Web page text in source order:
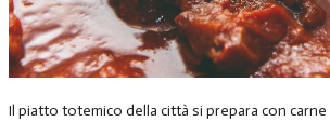
Il piatto totemico della città si prepara con carne